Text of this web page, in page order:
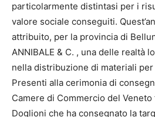
particolarmente distintasi per i
valore sociale conseguiti.
attribuito, per la provincia di
ANNIBALE & C. , una delle realtà
nella distribuzione di materiali per
Presenti alla cerimonia di
Camere di Commercio del
Doglioni che ha consegnato la